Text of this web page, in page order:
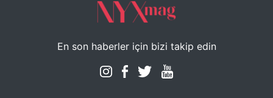
En son haberler için bizi takip edin